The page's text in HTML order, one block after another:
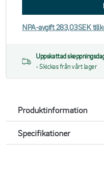
NPA-avgift 283,03SEK
Uppskattad
- Skickas från vårt lager
Produktinformation
Specifikationer